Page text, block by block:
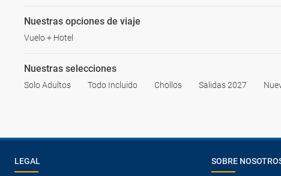
Nuestras opciones de viaje
Vuelo + Hotel
Nuestras selecciones
Solo Adultos Todo Incluido Chollos Salidas 2027
LEGAL SOBRE